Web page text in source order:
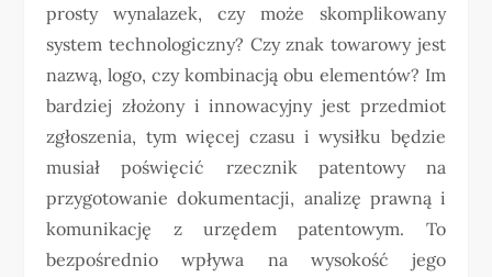
prosty wynalazek, czy może skomplikowany
system technologiczny? Czy znak towarowy jest
nazwą, logo, czy kombinacją obu elementów? Im
bardziej złożony i innowacyjny jest przedmiot
zgłoszenia, tym więcej czasu i wysiłku będzie
musiał poświęcić rzecznik patentowy na
przygotowanie dokumentacji, analizę prawną i
komunikację z urzędem patentowym. To
bezpośrednio wpływa na wysokość jego